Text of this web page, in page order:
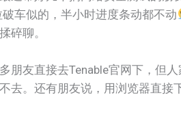
车似的，半小时进度条动都不动
碎聊。
朋友直接去Tenable官网下，但
去。还有朋友说，用浏览器直